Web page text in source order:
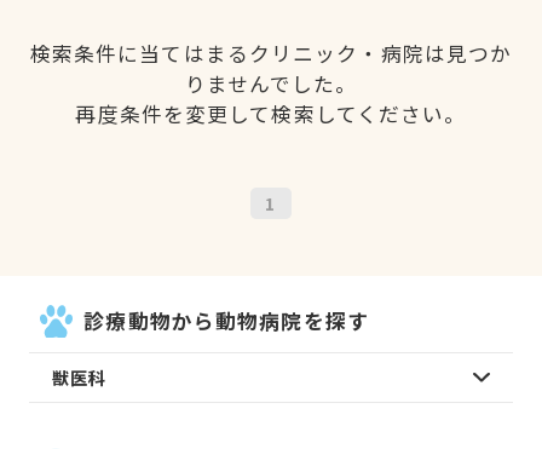
検索条件に当てはまるクリニック・病院は見つか
りませんでした。
再度条件を変更して検索してください。
1
診療動物から動物病院を探す
獣医科